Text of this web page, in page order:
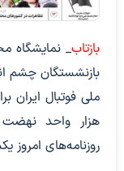
بازتاب_ نمایشگاه
هزار واحد نهضت
روزنامه‌های